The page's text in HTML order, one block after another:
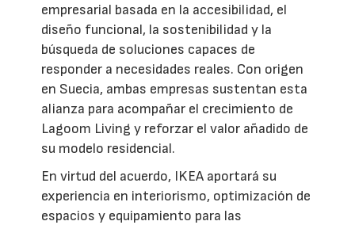
empresarial basada en la accesibilidad, el
diseño funcional, la sostenibilidad y la
búsqueda de soluciones capaces de
responder a necesidades reales. Con origen
en Suecia, ambas empresas sustentan esta
alianza para acompañar el crecimiento de
Lagoom Living y reforzar el valor añadido de
su modelo residencial.
En virtud del acuerdo, IKEA aportará su
experiencia en interiorismo, optimización de
espacios y equipamiento para las